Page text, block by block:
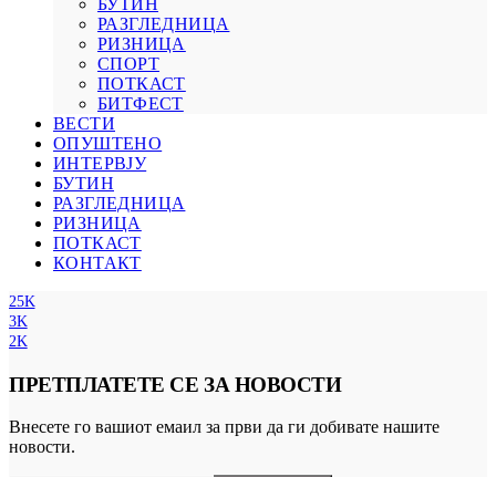
БУТИН
РАЗГЛЕДНИЦА
РИЗНИЦА
СПОРТ
ПОТКАСТ
БИТФЕСТ
ВЕСТИ
ОПУШТЕНО
ИНТЕРВЈУ
БУТИН
РАЗГЛЕДНИЦА
РИЗНИЦА
ПОТКАСТ
КОНТАКТ
25K
3K
2K
ПРЕТПЛАТЕТЕ СЕ ЗА НОВОСТИ
Внесете го вашиот емаил за први да ги добивате нашите
новости.